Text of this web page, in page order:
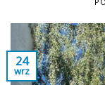
24
wrz